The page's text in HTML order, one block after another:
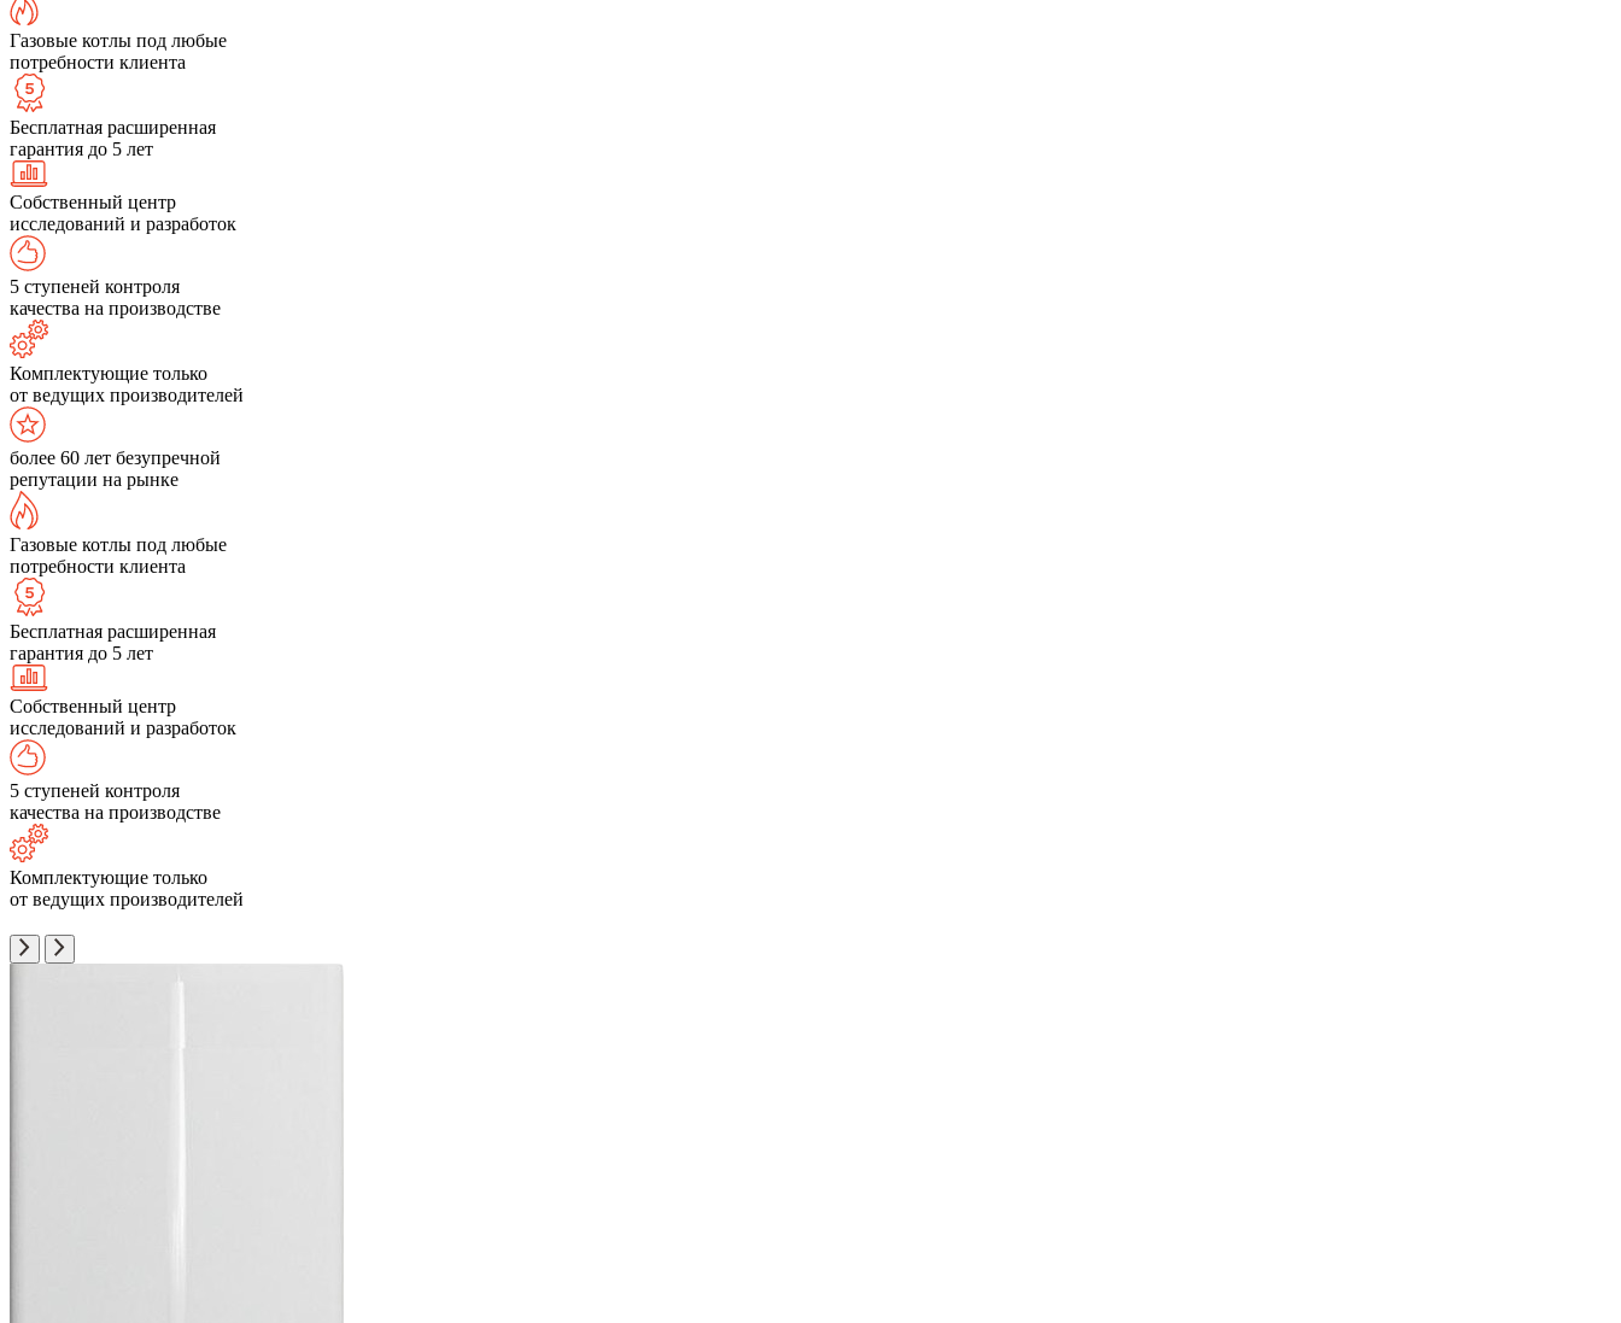
Газовые котлы под любые
потребности клиента
Бесплатная расширенная
гарантия до 5 лет
Собственный центр
исследований и разработок
5 ступеней контроля
качества на производстве
Комплектующие только
от ведущих производителей
более 60 лет безупречной
репутации на рынке
Газовые котлы под любые
потребности клиента
Бесплатная расширенная
гарантия до 5 лет
Собственный центр
исследований и разработок
5 ступеней контроля
качества на производстве
Комплектующие только
от ведущих производителей